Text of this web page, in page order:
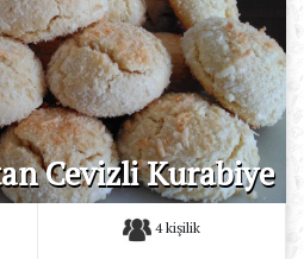
Cevizli Kurabiye
4 kişilik